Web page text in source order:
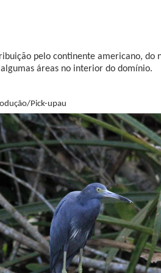
pelo continente americano, do
áreas no interior do domínio.
Pick-upau